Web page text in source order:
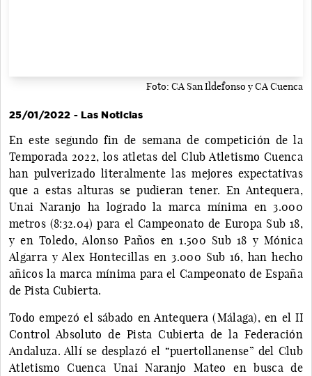
Foto: CA San Ildefonso y CA Cuenca
25/01/2022 - Las Noticias
En este segundo fin de semana de competición de la
Temporada 2022, los atletas del Club Atletismo Cuenca
han pulverizado literalmente las mejores expectativas
que a estas alturas se pudieran tener. En Antequera,
Unai Naranjo ha logrado la marca mínima en 3.000
metros (8:32.04) para el Campeonato de Europa Sub 18,
y en Toledo, Alonso Paños en 1.500 Sub 18 y Mónica
Algarra y Alex Hontecillas en 3.000 Sub 16, han hecho
añicos la marca mínima para el Campeonato de España
de Pista Cubierta.
Todo empezó el sábado en Antequera (Málaga), en el II
Control Absoluto de Pista Cubierta de la Federación
Andaluza. Allí se desplazó el “puertollanense” del Club
Atletismo Cuenca Unai Naranjo Mateo en busca de